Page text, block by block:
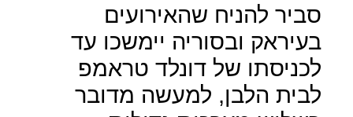
סביר להניח שהאירועים
בעיראק ובסוריה יימשכו עד
לכניסתו של דונלד טראמפ
לבית הלבן, למעשה מדובר